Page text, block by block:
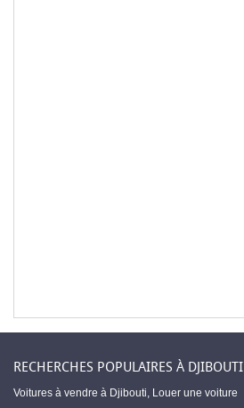
RECHERCHES POPULAIRES À DJIBOUTI
Voitures à vendre à Djibouti, Louer une voiture